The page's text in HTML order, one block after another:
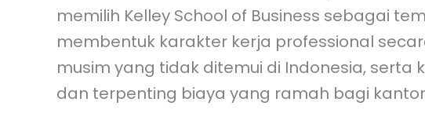
memilih Kelley School of Business sebagai
membentuk karakter kerja professional
musim yang tidak ditemui di Indonesia,
dan terpenting biaya yang ramah bagi